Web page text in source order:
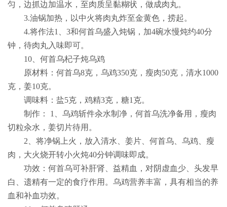
匀，边抓边加温水，至肉质呈黏糊状，做成肉丸。
3.油锅加热，以中火将肉丸炸至金黄色，捞起。
4.将作法1 3和何首乌盛入炖锅，加4碗水慢炖约40分
钟，待肉丸入味即可。
10 、何首乌杞子炖乌鸡
原材料：何首乌8克，乌鸡350克，瘦肉50克，清水1000
克，姜10克。
调味料：盐5克，鸡精3克，糖1 克。
制作：
1
、乌鸡斩件汆水制净，何首乌洗净备用，瘦肉
切粒汆水，姜切片待用。
2 、将净锅上火，放入清水、姜片、何首乌、乌鸡、瘦
肉，大火烧开转小火炖40分钟调味即成。
功效：何首乌可补肝肾、益精血，对阴虚血少、头发早
白、遗精有一定的食疗作用。乌鸡营养丰富，具有相当的养
血和补血功效。